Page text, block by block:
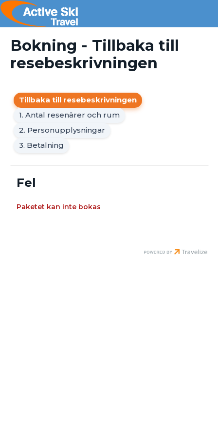
Bokning - Tillbaka till
resebeskrivningen
Tillbaka till resebeskrivningen
1. Antal resenärer och rum
2. Personupplysningar
3. Betalning
Fel
Paketet kan inte bokas